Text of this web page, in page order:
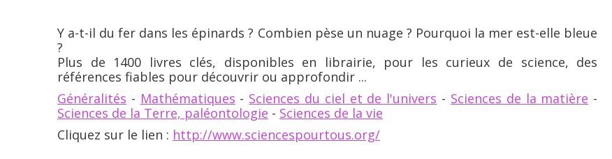
Y a-t-il du fer dans les épinards ? Combien pèse un nuage ? Pourquoi la mer est-elle bleue
?
Plus de 1400 livres clés, disponibles en librairie, pour les curieux de science, des
références fiables pour découvrir ou approfondir ...
Généralités - Mathématiques - Sciences du ciel et de l'univers - Sciences de la matière -
Sciences de la Terre, paléontologie - Sciences de la vie
Cliquez sur le lien : http://www.sciencespourtous.org/